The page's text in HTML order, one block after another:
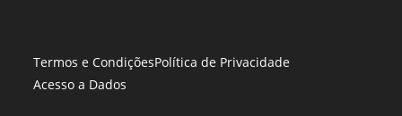
Termos e CondiçõesPolítica de Privacidade
Acesso a Dados